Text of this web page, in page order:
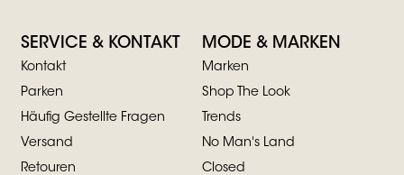
SERVICE & KONTAKT
Kontakt
Parken
Häufig Gestellte Fragen
Versand
Retouren
MODE & MARKEN
Marken
Shop The Look
Trends
No Man's Land
Closed